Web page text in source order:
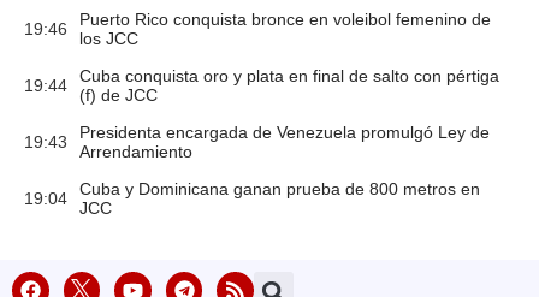
19:46
Puerto Rico conquista bronce en voleibol femenino de
los JCC
19:44
Cuba conquista oro y plata en final de salto con pértiga
(f) de JCC
19:43
Presidenta encargada de Venezuela promulgó Ley de
Arrendamiento
19:04
Cuba y Dominicana ganan prueba de 800 metros en
JCC